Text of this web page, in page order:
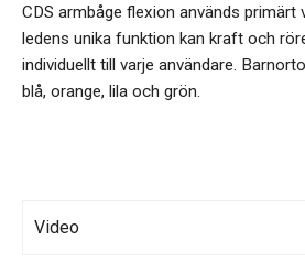
CDS armbåge flexion används primärt
ledens unika funktion kan kraft och
individuellt till varje användare.
blå, orange, lila och grön.
Video